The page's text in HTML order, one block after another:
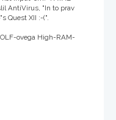
AntiVirus, "In to prav
Quest XII :-(".
ovega High-RAM-